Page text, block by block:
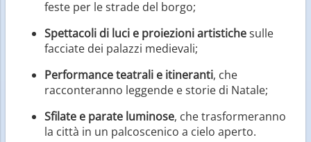
feste per le strade del borgo;
Spettacoli di luci e proiezioni artistichesulle
facciate dei palazzi medievali;
Performance teatrali e itineranti, che
racconteranno leggende e storie di Natale;
Sfilate e parate luminose, che trasformeranno
la città in un palcoscenico a cielo aperto.